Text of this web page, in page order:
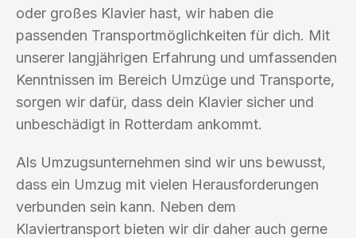
oder großes Klavier hast, wir haben die
passenden Transportmöglichkeiten für dich. Mit
unserer langjährigen Erfahrung und umfassenden
Kenntnissen im Bereich Umzüge und Transporte,
sorgen wir dafür, dass dein Klavier sicher und
unbeschädigt in Rotterdam ankommt.
Als Umzugsunternehmen sind wir uns bewusst,
dass ein Umzug mit vielen Herausforderungen
verbunden sein kann. Neben dem
Klaviertransport bieten wir dir daher auch gerne